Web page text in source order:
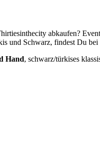
abkaufen?
und Schwarz, findest Du
Hand, schwarz/türkises